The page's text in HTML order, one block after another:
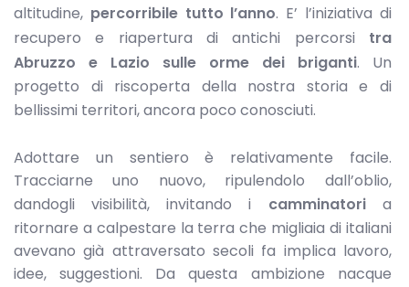
altitudine, percorribile tutto l’anno. E’ l’iniziativa di
recupero e riapertura di antichi percorsi tra
Abruzzo e Lazio
sulle orme dei briganti. Un
progetto di riscoperta della nostra storia e di
bellissimi territori, ancora poco conosciuti.
Adottare un sentiero è relativamente facile.
Tracciarne uno nuovo, ripulendolo dall’oblio,
dandogli visibilità, invitando i camminatoria
ritornare a calpestare la terra che migliaia di italiani
avevano già attraversato secoli fa implica lavoro,
idee, suggestioni. Da questa ambizione nacque